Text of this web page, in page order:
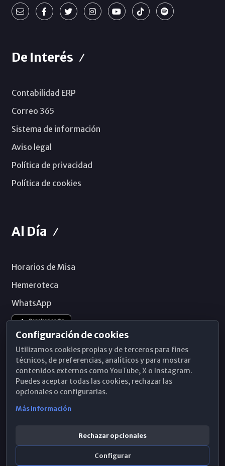
De Interés
Contabilidad ERP
Correo 365
Sistema de información
Aviso legal
Política de privacidad
Política de cookies
Al Día
Horarios de Misa
Hemeroteca
WhatsApp
Configuración de cookies
Utilizamos cookies propias y de terceros para fines
técnicos, de preferencias, analíticos y para mostrar
contenidos externos como YouTube, X o Instagram.
Puedes aceptar todas las cookies, rechazar las
opcionales o configurarlas.
Más información
Rechazar opcionales
Configurar